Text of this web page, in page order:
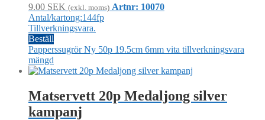
9.00 SEK (exkl. moms) Artnr: 10070
Antal/kartong:144fp
Tillverkningsvara.
Beställ
Papperssugrör Ny 50p 19.5cm 6mm vita tillverkningsvara
mängd
Matservett 20p Medaljong silver
kampanj